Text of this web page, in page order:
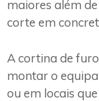
maiores além
corte em
A cortina de
montar o
ou em locais